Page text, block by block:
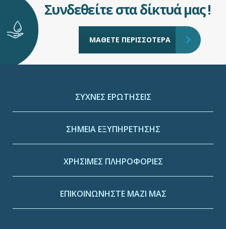
Συνδεθείτε στα δίκτυά μας !
ΜΑΘΕΤΕ ΠΕΡΙΣΣΟΤΕΡΑ
ΣΥΧΝΕΣ ΕΡΩΤΗΣΕΙΣ
ΣΗΜΕΙΑ ΕΞΥΠΗΡΕΤΗΣΗΣ
ΧΡΗΣΙΜΕΣ ΠΛΗΡΟΦΟΡΙΕΣ
ΕΠΙΚΟΙΝΩΝΗΣΤΕ ΜΑΖΙ ΜΑΣ